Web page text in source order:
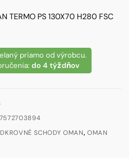
TERMO PS 130X70 H280 FSC
priamo od výrobcu.
do 4 týždňov
SCHODY OMAN, OMAN